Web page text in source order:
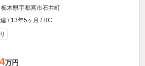
栃木県宇都宮市石井町
/ 13年5ヶ月 / RC
万円